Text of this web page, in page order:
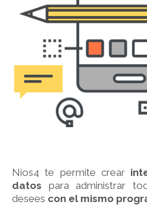
Nios4 te permite crear
datos para administrar
desees con el mismo